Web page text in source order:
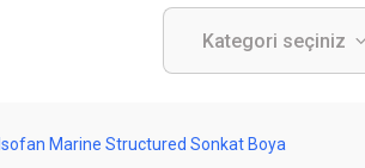
Isofan Marine Structured Sonkat Boya